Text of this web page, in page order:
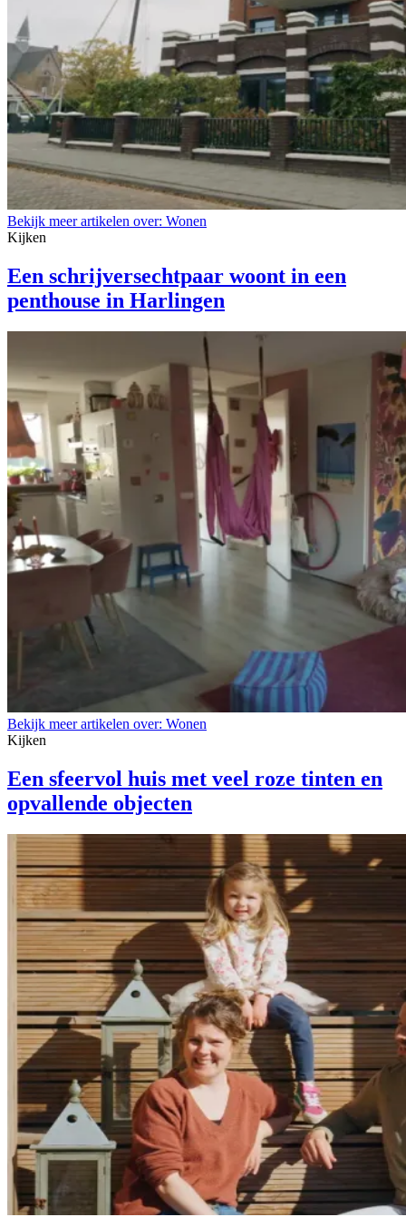
Bekijk meer artikelen over: Wonen
Kijken
Een schrijversechtpaar woont in een
penthouse in Harlingen
Bekijk meer artikelen over: Wonen
Kijken
Een sfeervol huis met veel roze tinten en
opvallende objecten